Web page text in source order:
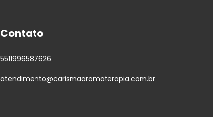
Contato
5511996587626
atendimento@carismaaromaterapia.com.br